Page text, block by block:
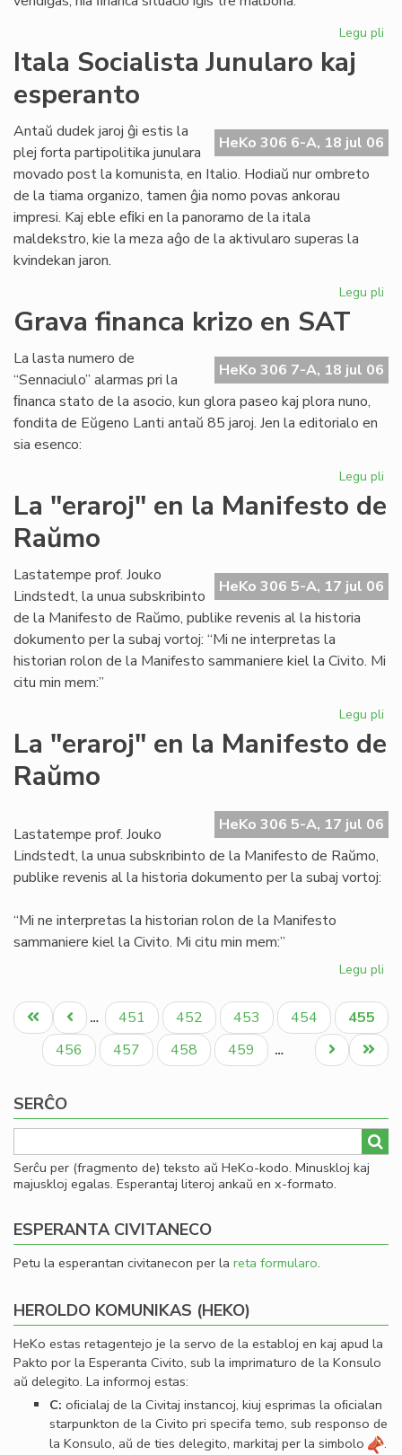
Legu pli
Itala Socialista Junularo kaj
esperanto
HeKo 306 6-A, 18 jul 06
Antaŭ dudek jaroj ĝi estis la
plej forta partipolitika junulara
movado post la komunista, en Italio. Hodiaŭ nur ombreto
de la tiama organizo, tamen ĝia nomo povas ankorau
impresi. Kaj eble eﬁki en la panoramo de la itala
maldekstro, kie la meza aĝo de la aktivularo superas la
kvindekan jaron.
Legu pli
Grava financa krizo en SAT
HeKo 306 7-A, 18 jul 06
La lasta numero de
“Sennaciulo” alarmas pri la
ﬁnanca stato de la asocio, kun glora paseo kaj plora nuno,
fondita de Eŭgeno Lanti antaŭ 85 jaroj. Jen la editorialo en
sia esenco:
Legu pli
La "eraroj" en la Manifesto de
Raŭmo
HeKo 306 5-A, 17 jul 06
Lastatempe prof. Jouko
Lindstedt, la unua subskribinto
de la Manifesto de Raŭmo, publike revenis al la historia
dokumento per la subaj vortoj: “Mi ne interpretas la
historian rolon de la Manifesto sammaniere kiel la Civito. Mi
citu min mem:”
Legu pli
La "eraroj" en la Manifesto de
Raŭmo
HeKo 306 5-A, 17 jul 06
Lastatempe prof. Jouko
Lindstedt, la unua subskribinto de la Manifesto de Raŭmo,
publike revenis al la historia dokumento per la subaj vortoj:
“Mi ne interpretas la historian rolon de la Manifesto
sammaniere kiel la Civito. Mi citu min mem:”
Legu pli
en
la
Pagination
Unua
paĝo
Antaŭa
paĝo
… Paĝo
451 Paĝo
452 Paĝo
453 Paĝo
454
Aktuala
paĝo
455
Paĝo
456 Paĝo
457 Paĝo
458 Paĝo
459 …
Last
page
Next
page
SERĈO
Serĉu per (fragmento de) teksto aŭ HeKo-kodo. Minuskloj kaj
majuskloj egalas. Esperantaj literoj ankaŭ en x-formato.
ESPERANTA CIVITANECO
Petu la esperantan civitanecon per la reta formularo.
HEROLDO KOMUNIKAS (HEKO)
HeKo estas retagentejo je la servo de la establoj en kaj apud la
Pakto por la Esperanta Civito, sub la imprimaturo de la Konsulo
aŭ delegito. La informoj estas:
C: oﬁcialaj de la Civitaj instancoj, kiuj esprimas la oﬁcialan
starpunkton de la Civito pri specifa temo, sub responso de
la Konsulo, aŭ de ties delegito, markitaj per la simbolo
.